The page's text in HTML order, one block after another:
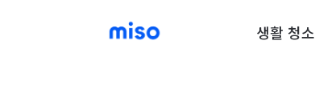
생활 청소